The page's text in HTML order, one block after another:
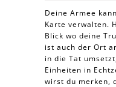
Deine Armee
Karte verwalten.
Blick wo deine
ist auch der Ort
in die Tat
Einheiten in
wirst du merken,